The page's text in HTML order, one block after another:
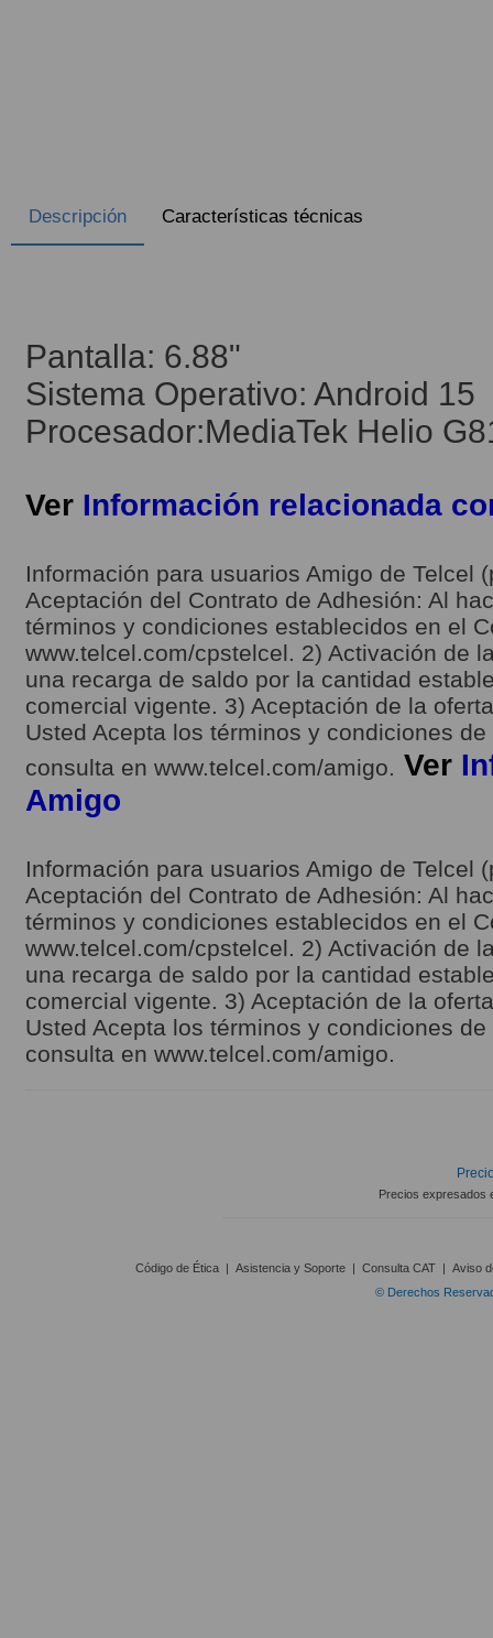
Descripción Características técnicas
Pantalla: 6.88"
Sistema Operativo: Android 15
Procesador:MediaTek Helio
Ver Información relacionada
Información para usuarios Amigo de Telcel
Aceptación del Contrato de Adhesión: Al
términos y condiciones establecidos en el
www.telcel.com/cpstelcel. 2) Activación de
una recarga de saldo por la cantidad
comercial vigente. 3) Aceptación de la
Usted Acepta los términos y condiciones
consulta en www.telcel.com/amigo. Ver
Amigo
Información para usuarios Amigo de Telcel
Aceptación del Contrato de Adhesión: Al
términos y condiciones establecidos en el
www.telcel.com/cpstelcel. 2) Activación de
una recarga de saldo por la cantidad
comercial vigente. 3) Aceptación de la
Usted Acepta los términos y condiciones
consulta en www.telcel.com/amigo.
Precios expresados
Código de Ética | Asistencia y Soporte | Consulta CAT | Aviso
© Derechos